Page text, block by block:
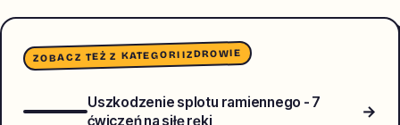
ZOBACZ TEŻ Z KATEGORIIZDROWIE
Uszkodzenie splotu ramiennego - 7
ćwiczeń na siłę ręki
→